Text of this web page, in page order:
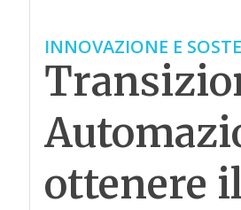
INNOVAZIONE E
ottenere